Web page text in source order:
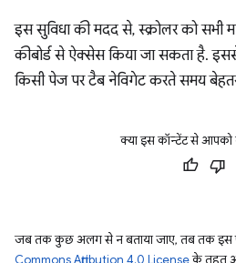
इस सुविधा की मदद से, स्क्रोलर को सभी
कीबोर्ड से ऐक्सेस किया जा सकता है.
किसी पेज पर टैब नेविगेट करते समय
क्या इस कॉन्टेंट से आपको
जब तक कुछ अलग से न बताया जाए, तब तक इस
Commons Attribution 4.0 Licenseके तहत